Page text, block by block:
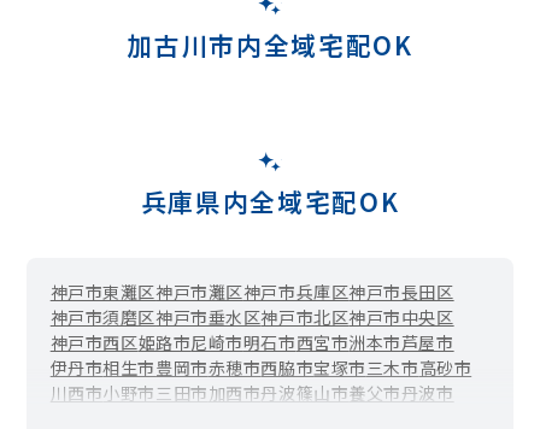
加古川市内全域宅配OK
兵庫県内全域宅配OK
神戸市東灘区神戸市灘区神戸市兵庫区神戸市長田区
神戸市須磨区神戸市垂水区神戸市北区神戸市中央区
神戸市西区姫路市尼崎市明石市西宮市洲本市芦屋市
伊丹市相生市豊岡市赤穂市西脇市宝塚市三木市高砂市
川西市小野市 三田市加西市丹波篠山市養父市丹波市